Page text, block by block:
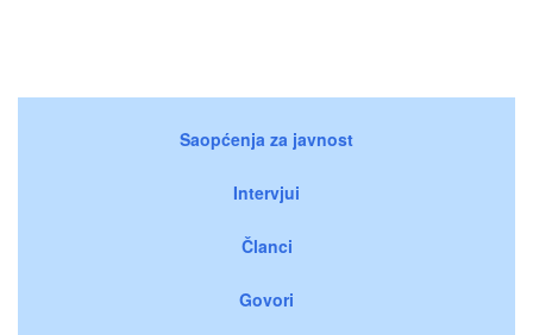
Saopćenja za javnost
Intervjui
Članci
Govori